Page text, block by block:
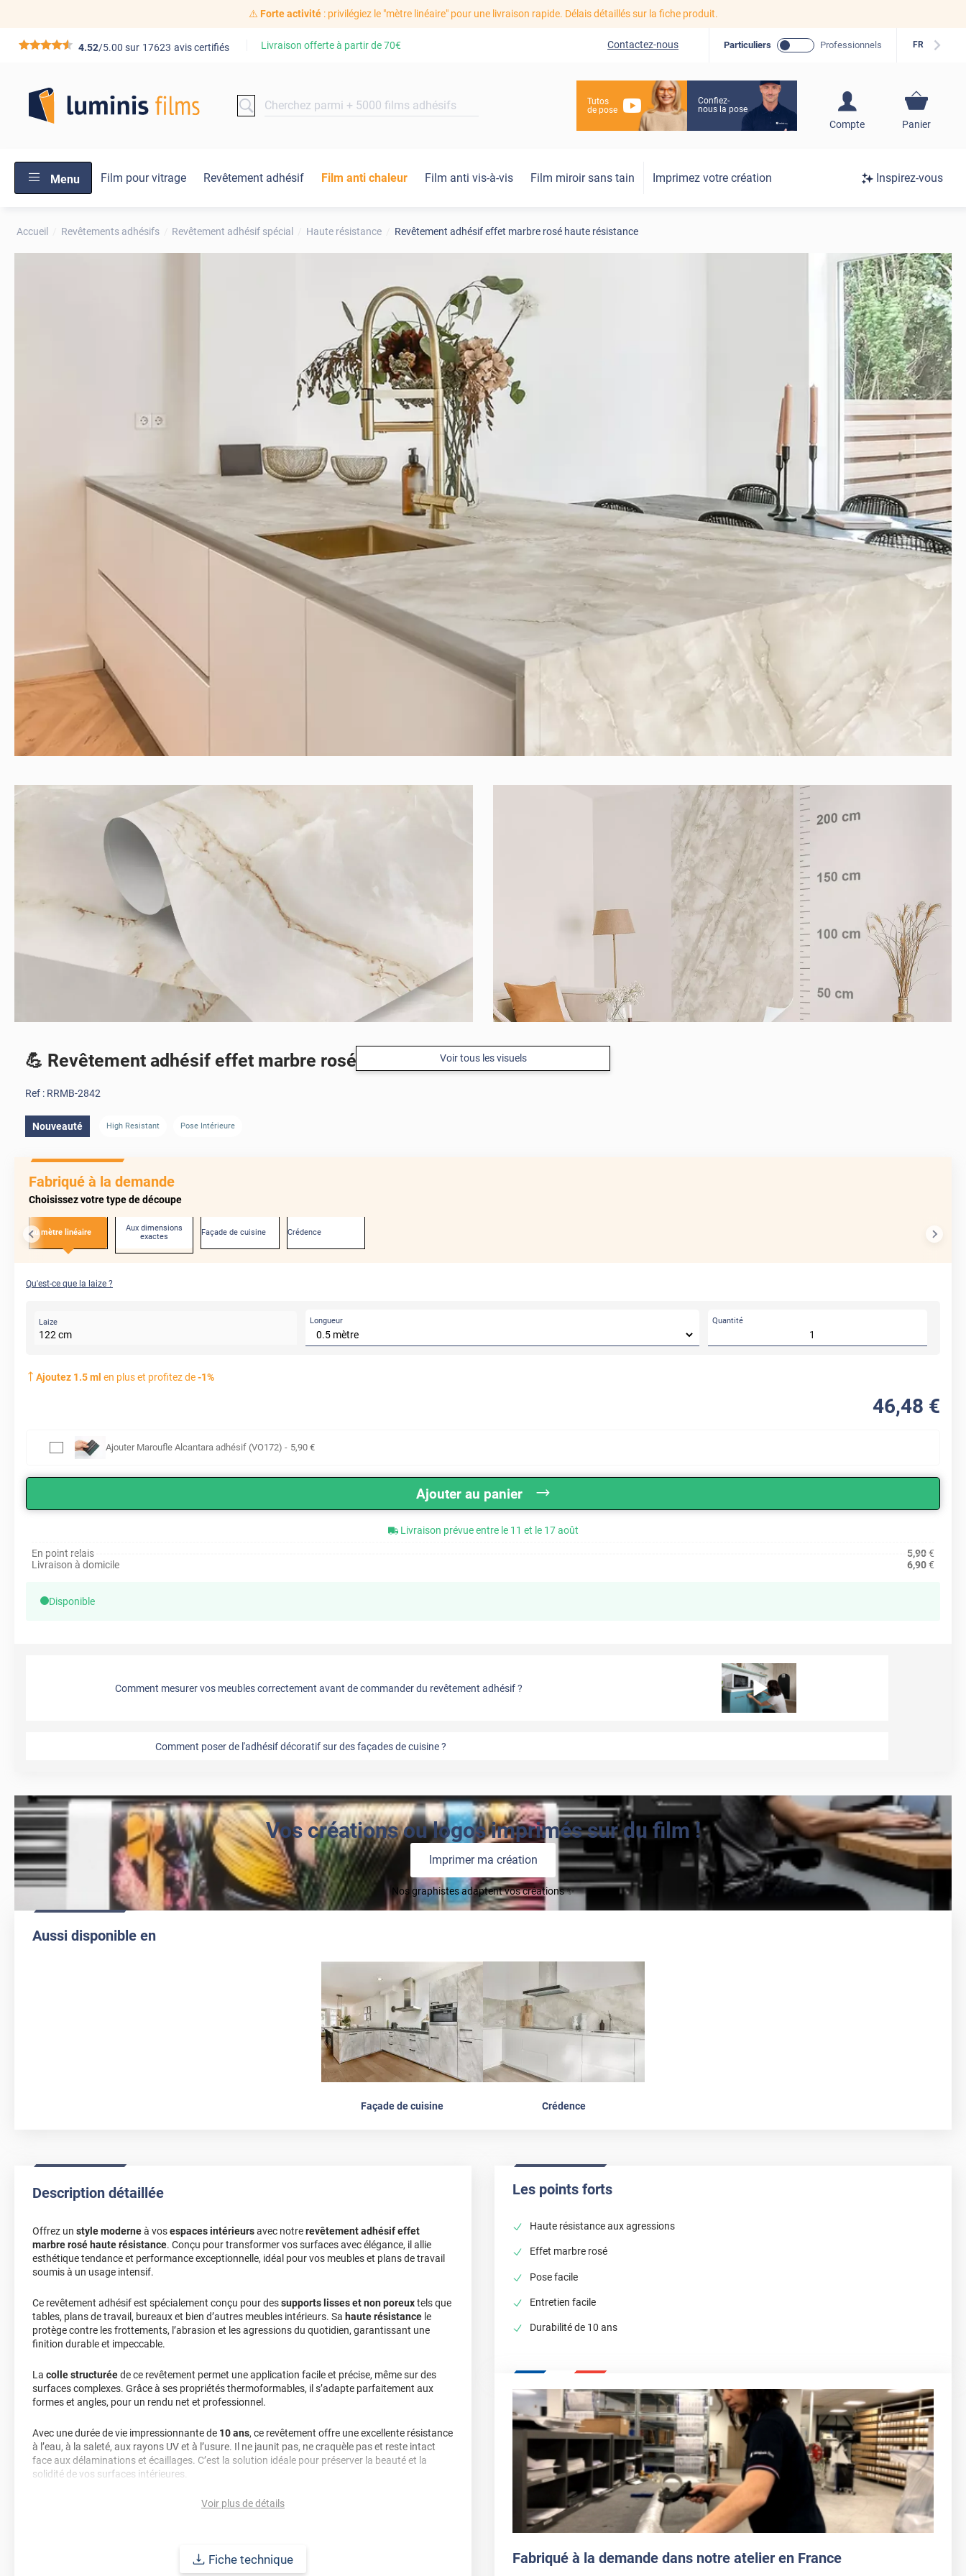
⚠️ Forte activité: privilégiez le "mètre linéaire" pour une livraison rapide. Délais détaillés sur la fiche produit.
*****4.52/5.00 sur 17623 avis certifiés Livraison offerte à partir de70€ Contactez-nous Particuliers Professionnels FR
Tutos
de pose
Confiez-
nous la pose
Compte
S'inscrire / Se
Panier
Menu Film pour vitrage Revêtement adhésif Film anti chaleur Film anti vis-à-vis Film miroir sans tain Imprimez votre création Inspirez-vous
Accueil Revêtements adhésifs Revêtement adhésif spécial Haute résistance Revêtement adhésif effet marbre rosé haute résistance
Voir tous les visuels
💪 Revêtement adhésif effet marbre rosé haute résistance
Ref : RRMB-2842
Nouveauté High Resistant Pose Intérieure
Fabriqué à la demande
Choisissez votre type de découpe
Au mètre linéaire
Aux dimensions
exactes
Façade de cuisine Crédence
Qu'est-ce que la laize ?
Laize
122 cm
Longueur Quantité
Ajoutez 1.5ml en plus et profitez de-1%
46,48 €
Ajouter Maroufle Alcantara adhésif (VO172) - 5,90 €
Ajouter au panier
Livraison prévue entre le 11 et le 17 août
En point relais
5,90€
Livraison à domicile
6,90€
Disponible
Comment mesurer vos meubles correctement avant de commander du revêtement adhésif ?
Comment poser de l'adhésif décoratif sur des façades de cuisine ?
Vos créations ou logos imprimés sur du film !
Imprimer ma création
Nos graphistes adaptent vos créations ✨
Aussi disponible en
Façade de cuisine Crédence
Description détaillée
Offrez un style moderneà vosespaces intérieursavec notrerevêtement adhésif effet
marbre rosé haute résistance. Conçu pour transformer vos surfaces avec élégance, il allie
esthétique tendance et performance exceptionnelle, idéal pour vos meubles et plans de travail
soumis à un usage intensif.
Ce revêtement adhésif est spécialement conçu pour dessupports lisses et non poreuxtels que
tables, plans de travail, bureaux et bien d’autres meubles intérieurs. Sa haute résistance le
protège contre les frottements, l’abrasion et les agressions du quotidien, garantissant une
finition durable et impeccable.
La colle structuréede ce revêtement permet une application facile et précise, même sur des
surfaces complexes. Grâce à ses propriétés thermoformables, il s’adapte parfaitement aux
formes et angles, pour un rendu net et professionnel.
Avec une durée de vie impressionnante de 10 ans, ce revêtement offre une excellente résistance
à l’eau, à la saleté, aux rayons UV et à l’usure. Il ne jaunit pas, ne craquèle pas et reste intact
face aux délaminations et écaillages. C’est la solution idéale pour préserver la beauté et la
solidité de vos surfaces intérieures.
Gardez votre revêtement toujours impeccable grâce à un entretien facile. Nettoyez-le avec un
(ce qui n'est pas l'équivalent du M1), ce revêtement adhésif garantit une
Voir plus de détails
Fiche technique
Les points forts
Haute résistance aux agressions
Effet marbre rosé
Pose facile
Entretien facile
Durabilité de 10 ans
Fabriqué à la demande dans notre atelier en France